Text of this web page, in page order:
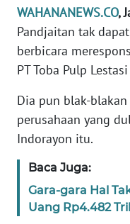
WAHANANEWS.CO,
Pandjaitan tak
berbicara
PT Toba Pulp Lestasi
Dia pun blak-
perusahaan yang
Indorayon itu.
Baca Juga:
Gara-gara Hal
Uang Rp4.482
EDITORIAL
Informasi
INDEKS
BERITA
KAMI
INFO